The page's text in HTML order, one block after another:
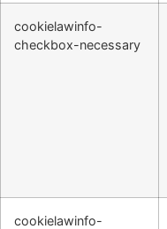
cookielawinfo-
checkbox-necessary
cookielawinfo-